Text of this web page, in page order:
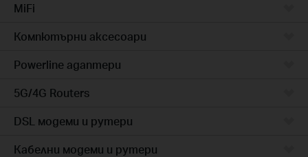
MiFi
Компютърни аксесоари
Powerline адаптери
5G/4G Routers
DSL модеми и рутери
Кабелни модеми и рутери